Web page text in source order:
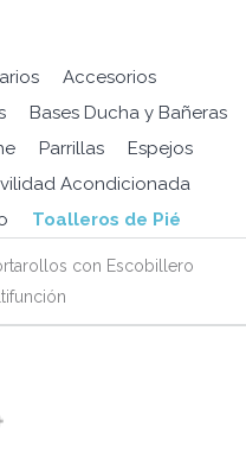
Accesorios
Bases Ducha y Bañeras
Parrillas
Espejos
Acondicionada
Toalleros de Pié
con Escobillero